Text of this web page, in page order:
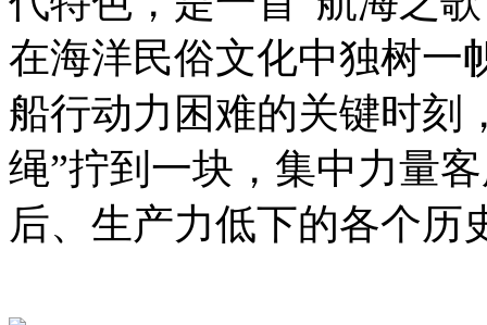
在海洋民俗文化中独树一
船行动力困难的关键时刻
绳”拧到一块，集中力量
后、生产力低下的各个